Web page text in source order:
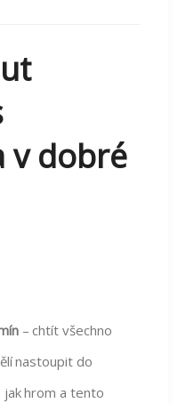
v dobré
– chtít všechno
nastoupit do
hrom a tento